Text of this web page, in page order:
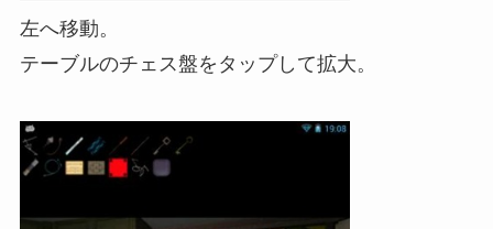
左へ移動。
テーブルのチェス盤をタップして拡大。